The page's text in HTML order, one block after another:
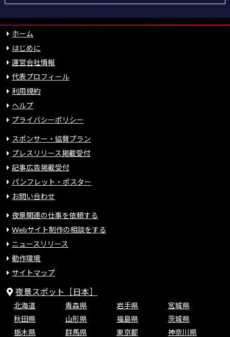
ホーム
はじめに
運営会社情報
代表プロフィール
利用規約
ヘルプ
プライバシーポリシー
スポンサー・協賛プラン
プレスリリース掲載受付
記事広告掲載受付
パンフレット・ポスター
お問い合わせ
夜景関連の仕事を依頼する
Webサイト制作の相談をする
ニュースリリース
動作環境
サイトマップ
夜景スポット［日本］
北海道 青森県 岩手県
宮城県
秋田県
山形県 福島県
茨城県
栃木県
群馬県 東京都
神奈川県